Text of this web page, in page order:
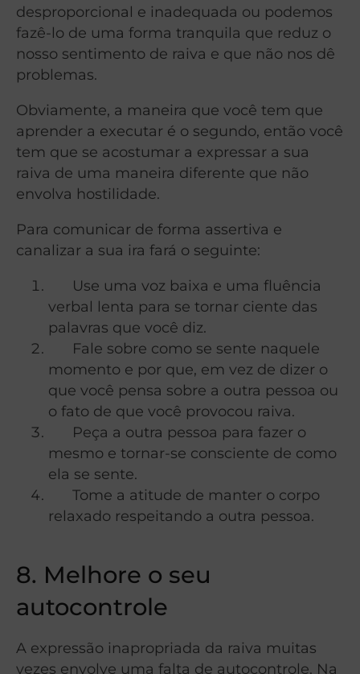
desproporcional e inadequada ou podemos
fazê-lo de uma forma tranquila que reduz o
nosso sentimento de raiva e que não nos dê
problemas.
Obviamente, a maneira que você tem que
aprender a executar é o segundo, então você
tem que se acostumar a expressar a sua
raiva de uma maneira diferente que não
envolva hostilidade.
Para comunicar de forma assertiva e
canalizar a sua ira fará o seguinte:
Use uma voz baixa e uma fluência
verbal lenta para se tornar ciente das
palavras que você diz.
Fale sobre como se sente naquele
momento e por que, em vez de dizer o
que você pensa sobre a outra pessoa ou
o fato de que você provocou raiva.
Peça a outra pessoa para fazer o
mesmo e tornar-se consciente de como
ela se sente.
Tome a atitude de manter o corpo
relaxado respeitando a outra pessoa.
8. Melhore o seu
autocontrole
A expressão inapropriada da raiva muitas
vezes envolve uma falta de autocontrole. Na